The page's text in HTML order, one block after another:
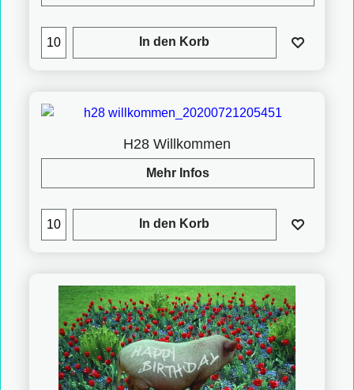
In den Korb
H28 Willkommen
Mehr Infos
In den Korb